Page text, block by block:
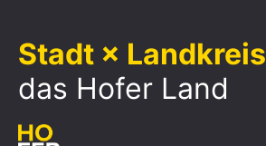
Stadt × Landkreis
das Hofer Land